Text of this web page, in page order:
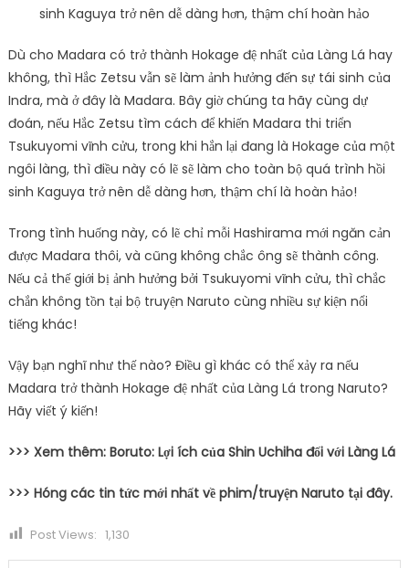
sinh Kaguya trở nên dễ dàng hơn, thậm chí hoàn hảo
Dù cho Madara có trở thành Hokage đệ nhất của Làng Lá hay
không, thì Hắc Zetsu vẫn sẽ làm ảnh hưởng đến sự tái sinh của
Indra, mà ở đây là Madara. Bây giờ chúng ta hãy cùng dự
đoán, nếu Hắc Zetsu tìm cách để khiến Madara thi triển
Tsukuyomi vĩnh cửu, trong khi hắn lại đang là Hokage của một
ngôi làng, thì điều này có lẽ sẽ làm cho toàn bộ quá trình hồi
sinh Kaguya trở nên dễ dàng hơn, thậm chí là hoàn hảo!
Trong tình huống này, có lẽ chỉ mỗi Hashirama mới ngăn cản
được Madara thôi, và cũng không chắc ông sẽ thành công.
Nếu cả thế giới bị ảnh hưởng bởi Tsukuyomi vĩnh cửu, thì chắc
chắn không tồn tại bộ truyện Naruto cùng nhiều sự kiện nổi
tiếng khác!
Vậy bạn nghĩ như thế nào? Điều gì khác có thể xảy ra nếu
Madara trở thành Hokage đệ nhất của Làng Lá trong Naruto?
Hãy viết ý kiến!
>>> Xem thêm: Boruto: Lợi ích của Shin Uchiha đối với Làng Lá
>>> Hóng các tin tức mới nhất về phim/truyện Naruto tại đây.
Post Views: 1,130